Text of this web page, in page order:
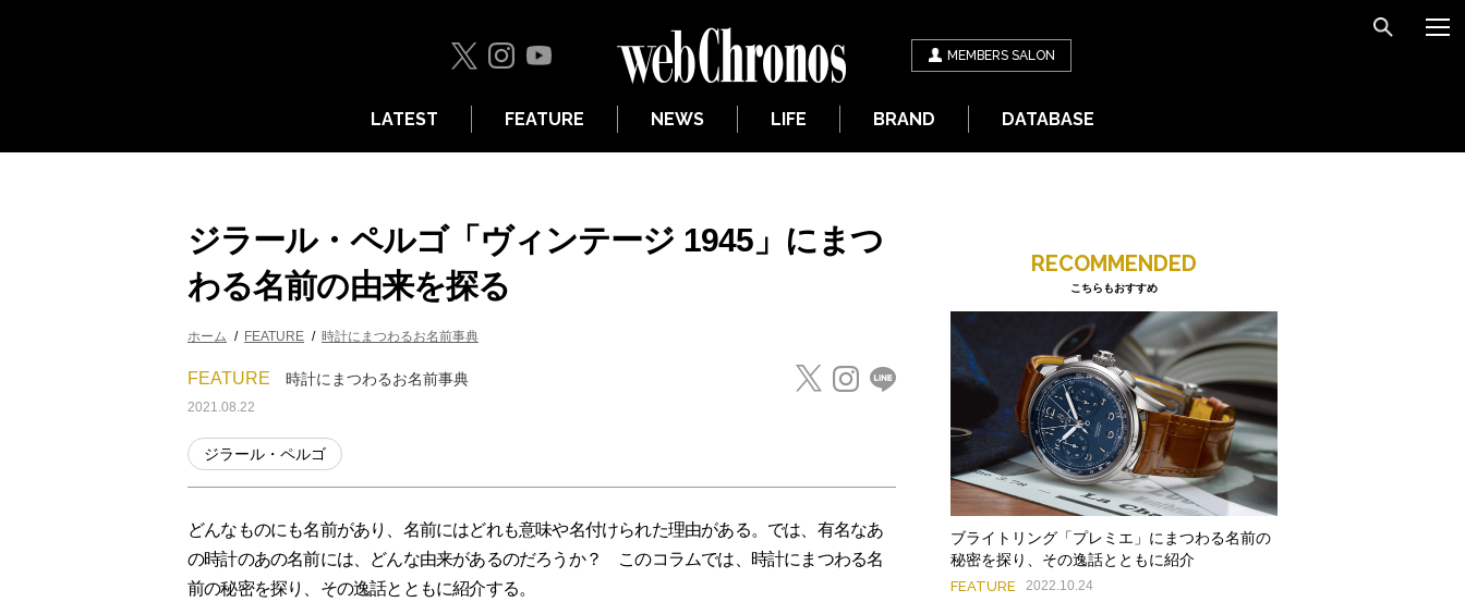
MEMBERS SALON
LATEST FEATURE NEWS LIFE BRAND DATABASE
ジラール・ペルゴ「ヴィンテージ 1945」にまつ
わる名前の由来を探る
ホーム FEATURE 時計にまつわるお名前事典
FEATURE 時計にまつわるお名前事典
2021.08.22
ジラール・ペルゴ
どんなものにも名前があり、名前にはどれも意味や名付けられた理由がある。では、有名なあ
の時計のあの名前には、どんな由来があるのだろうか？ このコラムでは、時計にまつわる名
前の秘密を探り、その逸話とともに紹介する。
RECOMMENDED
こちらもおすすめ
ブライトリング「プレミエ」にまつわる名前の
秘密を探り、その逸話とともに紹介
FEATURE 2022.10.24